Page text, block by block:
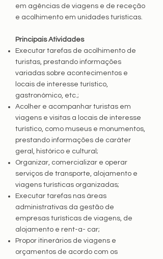
em agências de viagens e de receção
e acolhimento em unidades turísticas.
Principais Atividades
Executar tarefas de acolhimento de
turistas, prestando informações
variadas sobre acontecimentos e
locais de interesse turístico,
gastronómico, etc.;
Acolher e acompanhar turistas em
viagens e visitas a locais de interesse
turístico, como museus e monumentos,
prestando informações de caráter
geral, histórico e cultural;
Organizar, comercializar e operar
serviços de transporte, alojamento e
viagens turísticas organizadas;
Executar tarefas nas áreas
administrativas da gestão de
empresas turísticas de viagens, de
alojamento e rent-a- car;
Propor itinerários de viagens e
orçamentos de acordo com os